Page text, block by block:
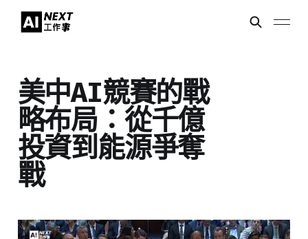
美中AI競賽的戰
略布局：從千億
投資到能源爭奪
戰